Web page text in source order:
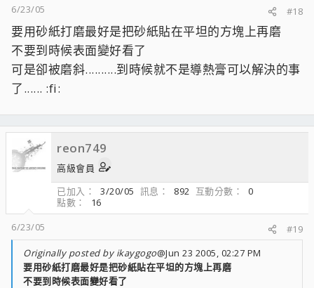
6/23/05
#18
要用砂紙打磨最好是把砂紙貼在平坦的方塊上再磨
不要到時候表面變好看了
可是卻被磨斜..........到時候就不是導熱膏可以解決的事
了...... :fi:
reon749
高級會員
已加入
3/20/05 訊息 892 互動分數
0
點數
16
6/23/05
#19
Originally posted by ikaygogo@Jun 23 2005, 02:27 PM
要用砂紙打磨最好是把砂紙貼在平坦的方塊上再磨
不要到時候表面變好看了